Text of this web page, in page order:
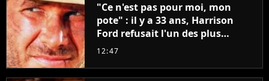
"Ce n'est pas pour moi, mon
pote" : il y a 33 ans, Harrison
Ford refusait l'un des plus
grands succès de tous les temps
12:47